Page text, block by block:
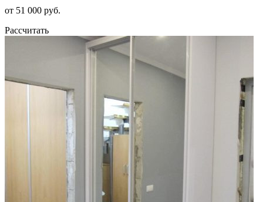
от 51 000 руб.
Рассчитать